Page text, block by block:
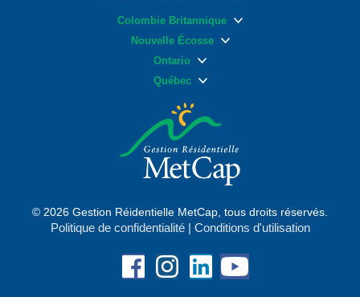
Colombie Britannique
Nouvelle Écosse
Ontario
Québec
© 2026 Gestion Réidentielle MetCap, tous droits réservés.
Politique de confidentialité| Conditions d'utilisation
Facebook
Instagram
Linkedin
YouTube